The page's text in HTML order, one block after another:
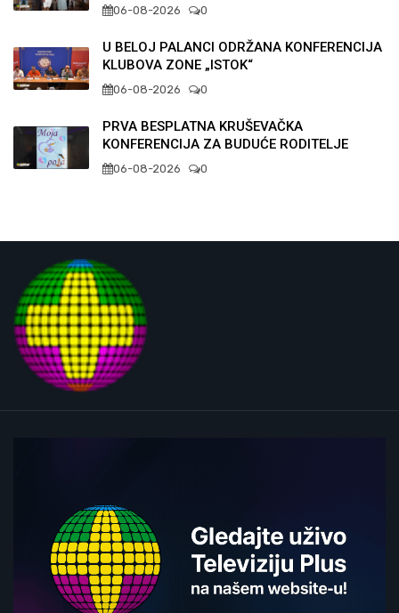
06-08-2026 0
U BELOJ PALANCI ODRŽANA KONFERENCIJA
KLUBOVA ZONE „ISTOK“
06-08-2026 0
PRVA BESPLATNA KRUŠEVAČKA
KONFERENCIJA ZA BUDUĆE RODITELJE
06-08-2026 0